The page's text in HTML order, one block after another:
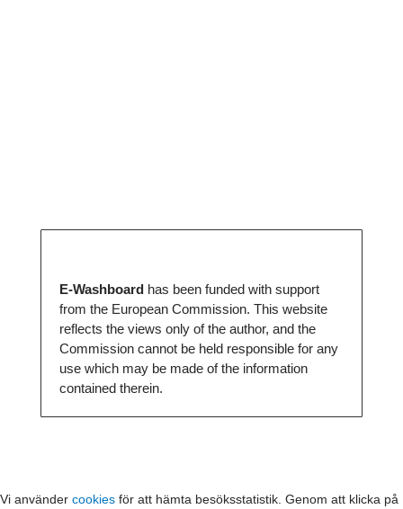
E-Washboardhas been funded with support
from the European Commission. This website
reflects the views only of the author, and the
Commission cannot be held responsible for any
use which may be made of the information
contained therein.
Vi använder cookies för att hämta besöksstatistik. Genom att klicka på